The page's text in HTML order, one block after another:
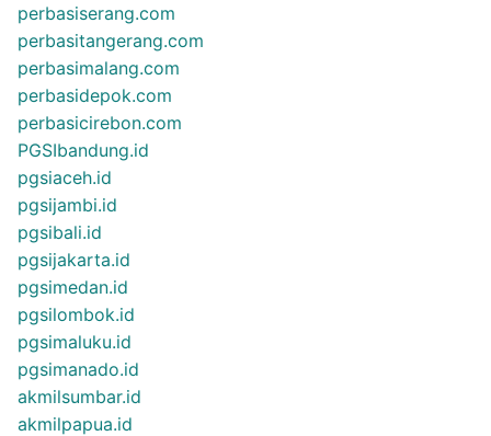
perbasiserang.com
perbasitangerang.com
perbasimalang.com
perbasidepok.com
perbasicirebon.com
PGSIbandung.id
pgsiaceh.id
pgsijambi.id
pgsibali.id
pgsijakarta.id
pgsimedan.id
pgsilombok.id
pgsimaluku.id
pgsimanado.id
akmilsumbar.id
akmilpapua.id